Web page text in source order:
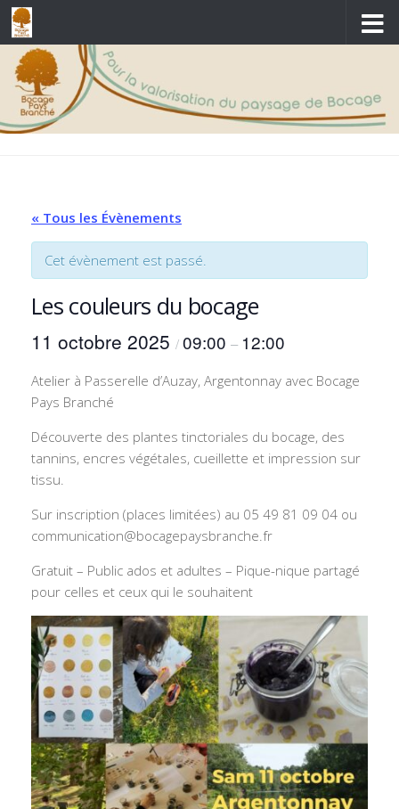
Skip to content
« Tous les Évènements
Cet évènement est passé.
Les couleurs du bocage
11 octobre 2025 /09:00 – 12:00
Atelier à Passerelle d’Auzay, Argentonnay avec Bocage
Pays Branché
Découverte des plantes tinctoriales du bocage, des
tannins, encres végétales, cueillette et impression sur
tissu.
Sur inscription (places limitées) au 05 49 81 09 04 ou
communication@bocagepaysbranche.fr
Gratuit – Public ados et adultes – Pique-nique partagé
pour celles et ceux qui le souhaitent